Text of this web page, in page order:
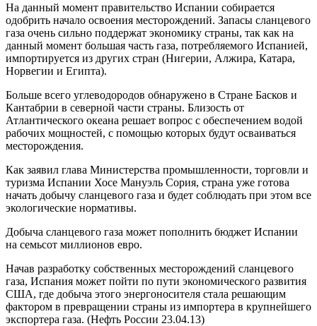
На данный момент правительство Испании собирается
одобрить начало освоения месторождений. Запасы сланцевого
газа очень сильно поддержат экономику страны, так как на
данный момент большая часть газа, потребляемого Испанией,
импортируется из других стран (Нигерии, Алжира, Катара,
Норвегии и Египта).
Больше всего углеводородов обнаружено в Стране Басков и
Кантабрии в северной части страны. Близость от
Атлантического океана решает вопрос с обеспечением водой
рабочих мощностей, с помощью которых будут осваиваться
месторождения.
Как заявил глава Министерства промышленности, торговли и
туризма Испании Хосе Мануэль Сория, страна уже готова
начать добычу сланцевого газа и будет соблюдать при этом все
экологические нормативы.
Добыча сланцевого газа может пополнить бюджет Испании
на семьсот миллионов евро.
Начав разработку собственных месторождений сланцевого
газа, Испания может пойти по пути экономического развития
США, где добыча этого энергоносителя стала решающим
фактором в превращении страны из импортера в крупнейшего
экспортера газа. (Нефть России 23.04.13)